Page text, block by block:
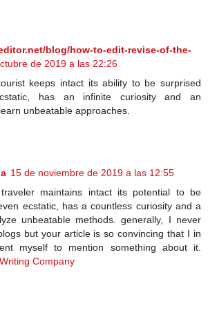
blog/how-to-edit-revise-of-the-
de 2019 a las 22:26
keeps intact its ability to be surprised
has an infinite curiosity and an
unbeatable approaches.
15 de noviembre de 2019 a las 12:55
maintains intact its potential to be
ecstatic, has a countless curiosity and a
unbeatable methods. generally, I never
but your article is so convincing that I in
myself to mention something about it.
Company